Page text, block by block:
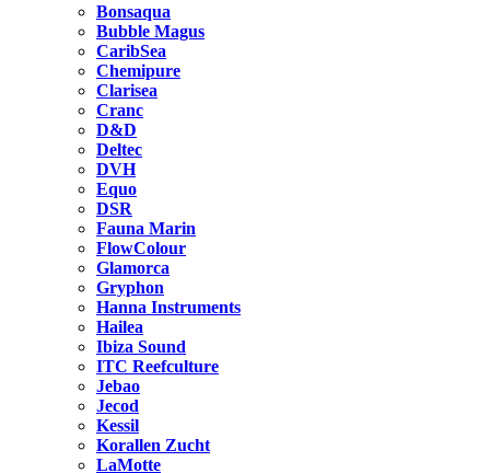
Bonsaqua
Bubble Magus
CaribSea
Chemipure
Clarisea
Cranc
D&D
Deltec
DVH
Equo
DSR
Fauna Marin
FlowColour
Glamorca
Gryphon
Hanna Instruments
Hailea
Ibiza Sound
ITC Reefculture
Jebao
Jecod
Kessil
Korallen Zucht
LaMotte